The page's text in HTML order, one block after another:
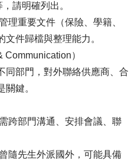
請明確列出。
理重要文件（保險、學籍、
件歸檔與整理能力。
）
同部門，對外聯絡供應商、合
鍵。
跨部門溝通、安排會議、聯
隨先生外派國外，可能具備